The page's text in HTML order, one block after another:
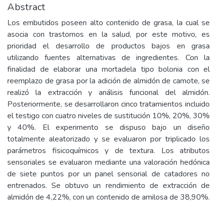
Abstract
Los embutidos poseen alto contenido de grasa, la cual se
asocia con trastornos en la salud, por este motivo, es
prioridad el desarrollo de productos bajos en grasa
utilizando fuentes alternativas de ingredientes. Con la
finalidad de elaborar una mortadela tipo bolonia con el
reemplazo de grasa por la adición de almidón de camote, se
realizó la extracción y análisis funcional del almidón.
Posteriormente, se desarrollaron cinco tratamientos incluido
el testigo con cuatro niveles de sustitución 10%, 20%, 30%
y 40%. El experimento se dispuso bajo un diseño
totalmente aleatorizado y se evaluaron por triplicado los
parámetros fisicoquímicos y de textura. Los atributos
sensoriales se evaluaron mediante una valoración hedónica
de siete puntos por un panel sensorial de catadores no
entrenados. Se obtuvo un rendimiento de extracción de
almidón de 4,22%, con un contenido de amilosa de 38,90%.